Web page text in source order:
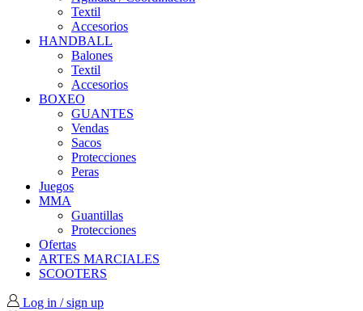
Textil
Accesorios
HANDBALL
Balones
Textil
Accesorios
BOXEO
GUANTES
Vendas
Sacos
Protecciones
Peras
Juegos
MMA
Guantillas
Protecciones
Ofertas
ARTES MARCIALES
SCOOTERS
Log in / sign up